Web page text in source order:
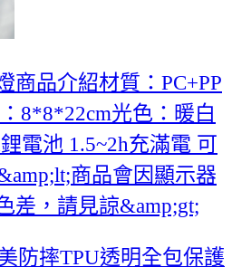
商品介紹材質：PC+PP
8*8*22cm光色：暖白
電池 1.5~2h充滿電 可
商品會因顯示器
差，請見諒&amp;gt;
防摔TPU透明全包保護